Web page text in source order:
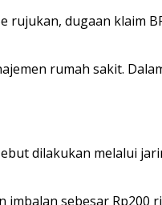
rujukan, dugaan klaim
rumah sakit.
dilakukan melalui
sebesar Rp200